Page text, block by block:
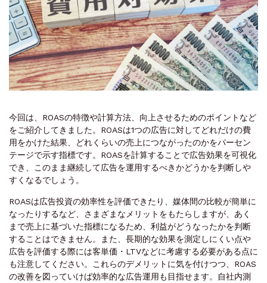
今回は、ROASの特徴や計算方法、向上させるためのポイントなど
をご紹介してきました。ROASは1つの広告に対してどれだけの費
用をかけた結果、どれくらいの売上につながったのかをパーセン
テージで示す指標です。ROASを計算することで広告効果を可視化
でき、このまま継続して広告を運用するべきかどうかを判断しや
すくなるでしょう。
ROASは広告投資の効率性を評価できたり、媒体間の比較が簡単に
なったりするなど、さまざまなメリットをもたらしますが、あく
まで売上に基づいた指標になるため、利益がどうなったかを判断
することはできません。また、長期的な効果を測定しにくい点や
広告を評価する際には客単価・LTVなどに考慮する必要がある点に
も注意してください。これらのデメリットに気を付けつつ、ROAS
の改善を図っていけば効率的な広告運用も目指せます。自社内測